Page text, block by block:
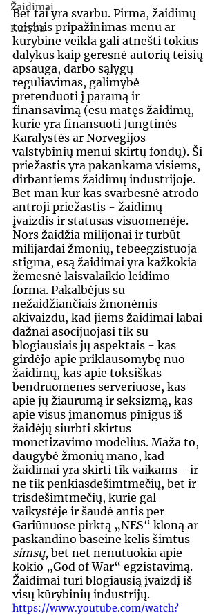
Žaidimai
Kūryba
Bet tai yra svarbu. Pirma, žaidimų
teisinis pripažinimas menu ar
kūrybine veikla gali atnešti tokius
dalykus kaip geresnė autorių teisių
apsauga, darbo sąlygų
reguliavimas, galimybė
pretenduoti į paramą ir
finansavimą (esu matęs žaidimų,
kurie yra finansuoti Jungtinės
Karalystės ar Norvegijos
valstybinių menui skirtų fondų). Ši
priežastis yra pakankama visiems,
dirbantiems žaidimų industrijoje.
Bet man kur kas svarbesnė atrodo
antroji priežastis - žaidimų
įvaizdis ir statusas visuomenėje.
Nors žaidžia milijonai ir turbūt
milijardai žmonių, tebeegzistuoja
stigma, esą žaidimai yra kažkokia
žemesnė laisvalaikio leidimo
forma. Pakalbėjus su
nežaidžiančiais žmonėmis
akivaizdu, kad jiems žaidimai labai
dažnai asocijuojasi tik su
blogiausiais jų aspektais - kas
girdėjo apie priklausomybę nuo
žaidimų, kas apie toksiškas
bendruomenes serveriuose, kas
apie jų žiaurumą ir seksizmą, kas
apie visus įmanomus pinigus iš
žaidėjų siurbti skirtus
monetizavimo modelius. Maža to,
daugybė žmonių mano, kad
žaidimai yra skirti tik vaikams - ir
ne tik penkiasdešimtmečių, bet ir
trisdešimtmečių, kurie gal
vaikystėje ir šaudė antis per
Gariūnuose pirktą „NES“ kloną ar
paskandino baseine kelis šimtus
simsų, bet net nenutuokia apie
kokio „God of War“ egzistavimą.
Žaidimai turi blogiausią įvaizdį iš
visų kūrybinių industrijų.
https://www.youtube.com/watch?